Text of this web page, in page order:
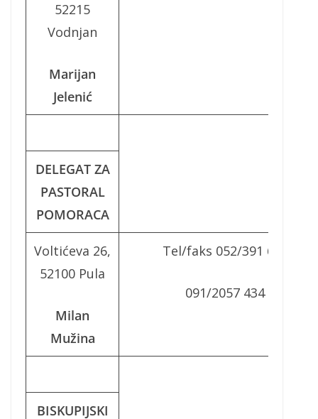
52215
Vodnjan
Marijan
Jelenić
DELEGAT ZA
PASTORAL
POMORACA
Voltićeva 26,
52100 Pula
Milan
Mužina
Tel/faks 052/391 663
091/2057 434
BISKUPIJSKI